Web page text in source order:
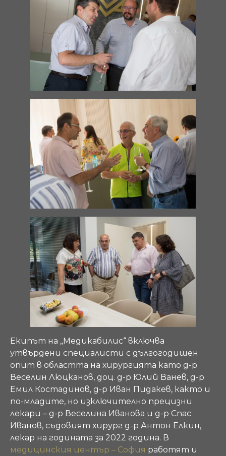
Екипът на „Медикабилис“ включва
утвърдени специалисти с дългогодишен
опит в областта на хирургията като д-р
Веселин Люцканов, доц. д-р Юлий Ванев, д-р
Емил Костадинов, д-р Иван Пидакев, както и
по-младите, но изключително прецизни
лекари – д-р Веселина Иванова и д-р Спас
Иванов, съдовият хирург д-р Антон Елкин,
лекар на годината за 2022 година. В
медицинския център – София работят и